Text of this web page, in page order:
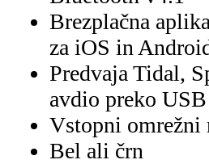
Brezplačna
za iOS in
Predvaja Tidal,
avdio preko
Vstopni omrežni
Bel ali črn